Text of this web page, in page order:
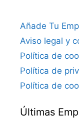
Añade Tu
Aviso legal y
Política de
Política de
Política de
Últimas